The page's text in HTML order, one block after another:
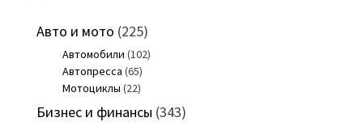
Авто и мото (225)
Автомобили (102)
Автопресса (65)
Мотоциклы (22)
Бизнес и финансы (343)